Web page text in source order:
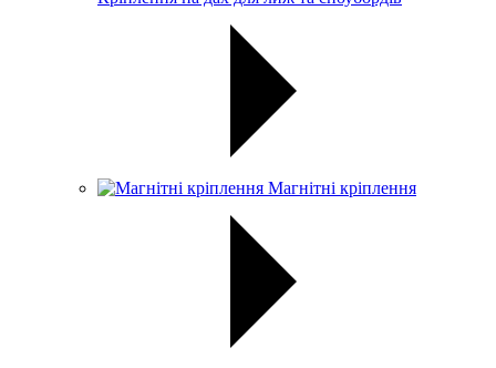
Магнітні кріплення